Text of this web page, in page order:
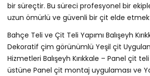
bir süreçtir. Bu süreci profesyonel bir
uzun ömürlü ve güvenli bir çit elde
Bahçe Teli ve Çit Teli Yapımı Balışeyh
Dekoratif çim görünümlü Yeşil çit
Hizmetleri Balışeyh Kırıkkale – Panel çit
üstüne Panel çit montaj uygulaması ve